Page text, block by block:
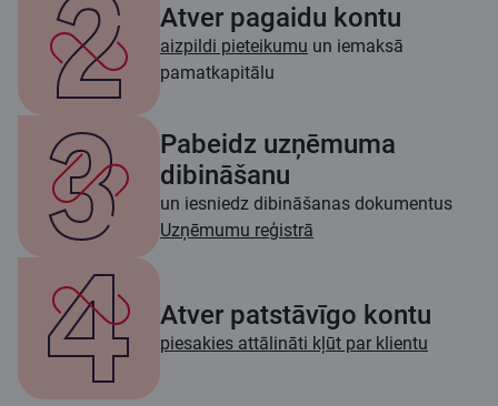
Atver pagaidu kontu
aizpildi pieteikumu un iemaksā
pamatkapitālu
Pabeidz uzņēmuma
dibināšanu
un iesniedz dibināšanas dokumentus
Uzņēmumu reģistrā
Atver patstāvīgo kontu
piesakies attālināti kļūt par klientu